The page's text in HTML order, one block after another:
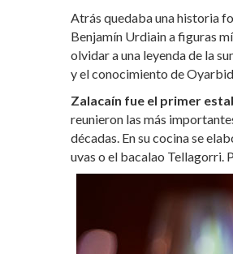
Atrás quedaba una historia
Benjamín Urdiain a figuras
olvidar a una leyenda de la
y el conocimiento de
Zalacaín fue el primer
reunieron las más
décadas. En su cocina se
uvas o el bacalao Tellagorri.